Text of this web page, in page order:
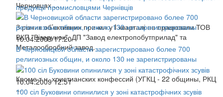
Черновцах ...
продукції промисловцями Чернівців
З різних об’єктивних причин у I кварталі не працювали ТОВ
ВКП "Візерунок", ДП "Завод електропобутприлад" та
Металообробний завод.
10.04.2009 17:20
В Черновицкой области зарегистрировано более 700
религиозных общин, и около 130 не зарегистрированы
Кроме т.н. христианских конфессий (УГКЦ - 22 общины, РКЦ
...
10.04.2009 12:51
100 сіл Буковини опинилися у зоні катастрофічних зсувів